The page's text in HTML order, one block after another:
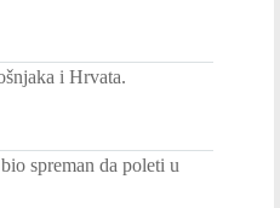
i Hrvata.
spreman da poleti u